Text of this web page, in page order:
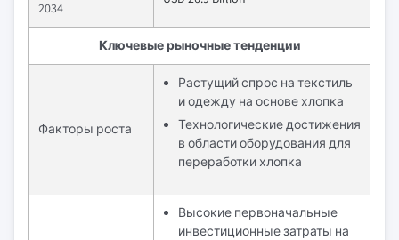
2034
Ключевые рыночные тенденции
Факторы роста
Растущий спрос на текстиль
и одежду на основе хлопка
Технологические достижения
в области оборудования для
переработки хлопка
Высокие первоначальные
инвестиционные затраты на